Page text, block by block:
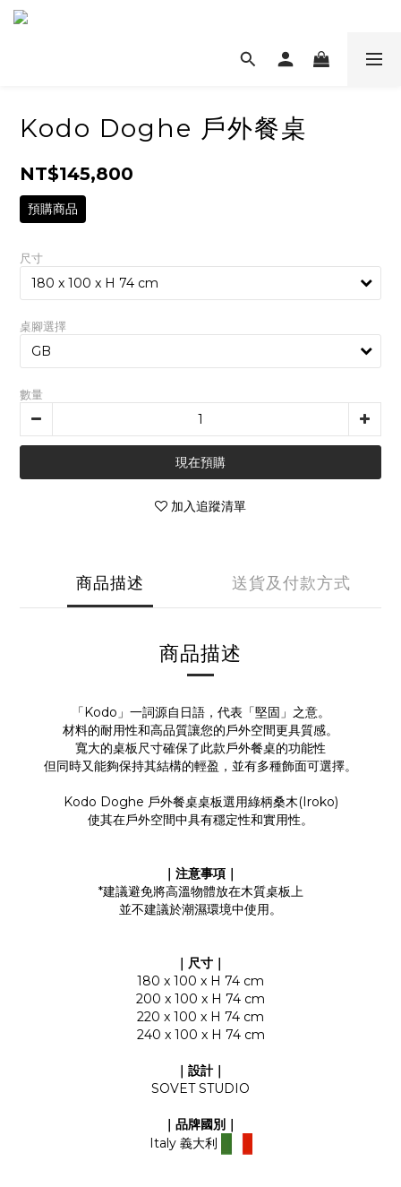
Kodo Doghe 戶外餐桌
NT$145,800
預購商品
尺寸
桌腳選擇
數量
現在預購
加入追蹤清單
商品描述 送貨及付款方式
商品描述
「Kodo」一詞源自日語，代表「堅固」之意。
材料的耐用性和高品質讓您的戶外空間更具質感。
寬大的桌板尺寸確保了此款戶外餐桌的功能性
但同時又能夠保持其結構的輕盈，並有多種飾面可選擇。
Kodo Doghe 戶外餐桌桌板選用綠柄桑木(Iroko)
使其在戶外空間中具有穩定性和實用性。
｜注意事項｜
*建議避免將高溫物體放在木質桌板上
並不建議於潮濕環境中使用。
｜尺寸｜
180 x 100 x H 74 cm
200 x 100 x H 74 cm
220 x 100 x H 74 cm
240 x 100 x H 74 cm
｜設計｜
SOVET STUDIO
｜品牌國別｜
Italy 義大利